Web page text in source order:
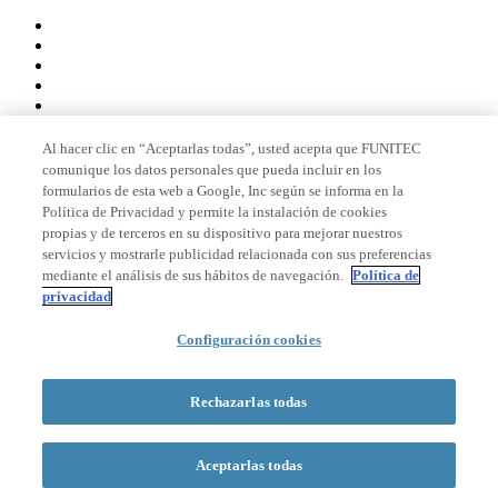
Miembro de
Acreditaciones
© 2026 La Salle Campus Barcelona - URL |
Formulario de búsqueda
Al hacer clic en “Aceptarlas todas”, usted acepta que FUNITEC
comunique los datos personales que pueda incluir en los
formularios de esta web a Google, Inc según se informa en la
Política de Privacidad y permite la instalación de cookies
propias y de terceros en su dispositivo para mejorar nuestros
servicios y mostrarle publicidad relacionada con sus preferencias
mediante el análisis de sus hábitos de navegación. Política de
privacidad
Configuración cookies
Rechazarlas todas
Aceptarlas todas